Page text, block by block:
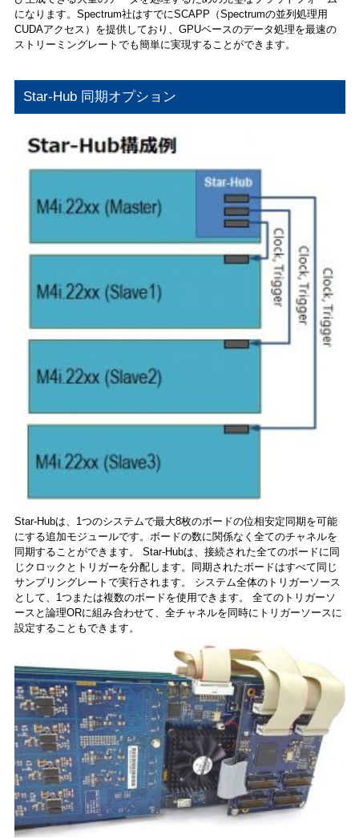
になります。Spectrum社はすでにSCAPP（Spectrumの並列処理用
CUDAアクセス）を提供しており、GPUベースのデータ処理を最速の
ストリーミングレートでも簡単に実現することができます。
Star-Hub 同期オプション
Star-Hubは、1つのシステムで最大8枚のボードの位相安定同期を可能
にする追加モジュールです。ボードの数に関係なく全てのチャネルを
同期することができます。 Star-Hubは、接続された全てのボードに同
じクロックとトリガーを分配します。同期されたボードはすべて同じ
サンプリングレートで実行されます。 システム全体のトリガーソース
として、1つまたは複数のボードを使用できます。 全てのトリガーソ
ースと論理ORに組み合わせて、全チャネルを同時にトリガーソースに
設定することもできます。